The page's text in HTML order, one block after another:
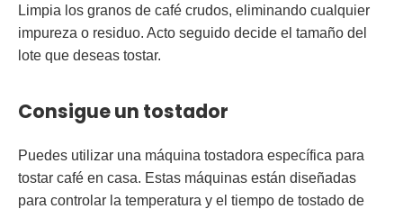
Limpia los granos de café crudos, eliminando cualquier
impureza o residuo. Acto seguido decide el tamaño del
lote que deseas tostar.
Consigue un tostador
Puedes utilizar una máquina tostadora específica para
tostar café en casa. Estas máquinas están diseñadas
para controlar la temperatura y el tiempo de tostado de